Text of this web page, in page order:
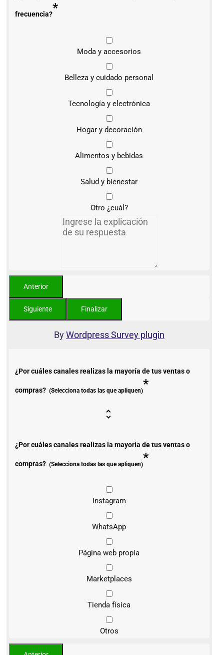
frecuencia?*
Moda y accesorios
Belleza y cuidado personal
Tecnología y electrónica
Hogar y decoración
Alimentos y bebidas
Salud y bienestar
Otro ¿cuál?
ByWordpress Survey plugin
¿Por cuáles canales realizas la mayoría de tus ventas o
compras? (Selecciona todas las que apliquen)*
¿Por cuáles canales realizas la mayoría de tus ventas o
compras? (Selecciona todas las que apliquen)*
Instagram
WhatsApp
Página web propia
Marketplaces
Tienda física
Otros